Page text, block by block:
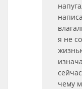
я не
чему